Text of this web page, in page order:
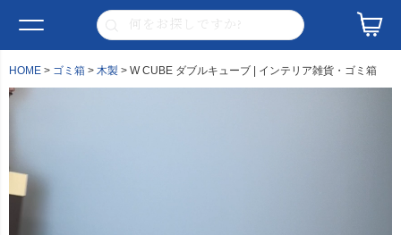
HOME ゴミ箱 木製 W CUBE ダブルキューブ | インテリア雑貨・ゴミ箱